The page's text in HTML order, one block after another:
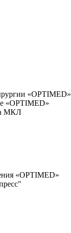
«OPTIMED»
«OPTIMED»
МКЛ
«OPTIMED»